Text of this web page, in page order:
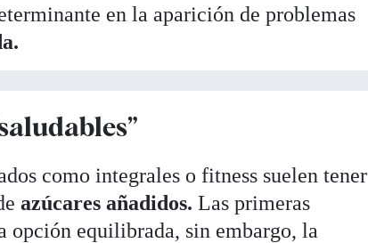
en la aparición de problemas
como integrales o fitness suelen tener
azúcares añadidos. Las primeras
opción equilibrada, sin embargo, la